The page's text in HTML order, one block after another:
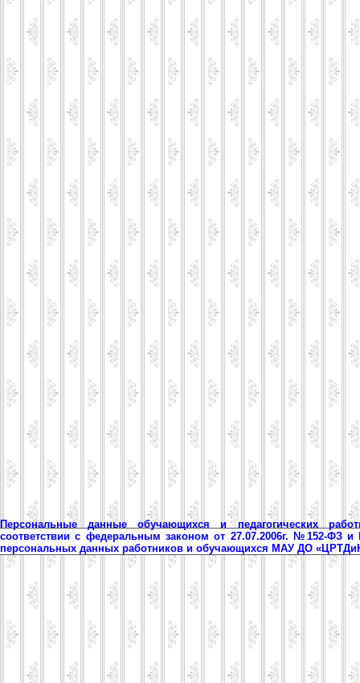
Персональные данные обучающихся и педагогических
соответствии с федеральным законом от 27.07.2006г. №152-ФЗ
персональных данных работников и обучающихся МАУ ДО